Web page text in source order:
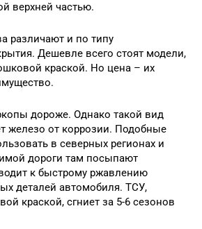
верхней частью.
различают и по типу
Дешевле всего стоят модели,
краской. Но цена – их
дороже. Однако такой вид
железо от коррозии. Подобные
в северных регионах и
дороги там посыпают
к быстрому ржавлению
деталей автомобиля. ТСУ,
краской, сгниет за 5-6 сезонов